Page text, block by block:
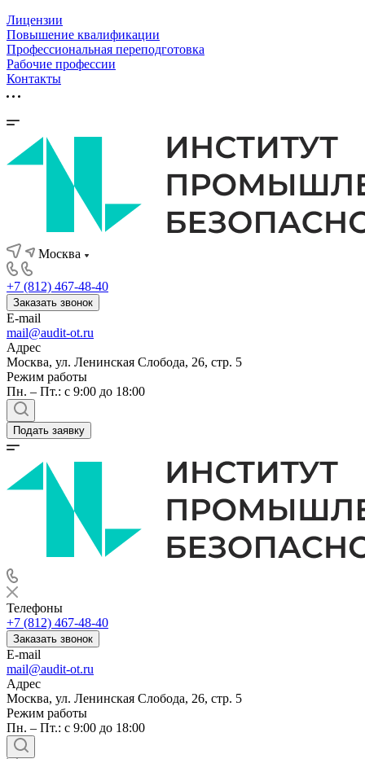
Лицензии
Повышение квалификации
Профессиональная переподготовка
Рабочие профессии
Контакты
Москва
+7 (812) 467-48-40
Заказать звонок
E-mail
mail@audit-ot.ru
Адрес
Москва, ул. Ленинская Слобода, 26, стр. 5
Режим работы
Пн. – Пт.: с 9:00 до 18:00
Подать заявку
Телефоны
+7 (812) 467-48-40
Заказать звонок
E-mail
mail@audit-ot.ru
Адрес
Москва, ул. Ленинская Слобода, 26, стр. 5
Режим работы
Пн. – Пт.: с 9:00 до 18:00